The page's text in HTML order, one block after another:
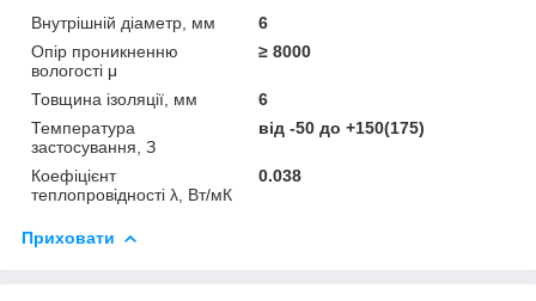
Внутрішній діаметр, мм
6
Опір проникненню
вологості μ
≥ 8000
Товщина ізоляції, мм
6
Температура
застосування, З
від -50 до +150(175)
Коефіцієнт
теплопровідності λ, Вт/мК
0.038
Приховати